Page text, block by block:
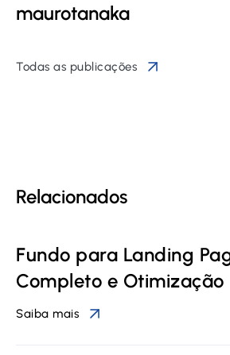
maurotanaka
Todas as publicações
Relacionados
Fundo para Landing
Completo e Otimização
Saiba mais